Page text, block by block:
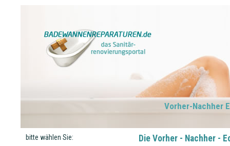
Vorher-Nachher
bitte wählen Sie:
Die Vorher - Nachher -